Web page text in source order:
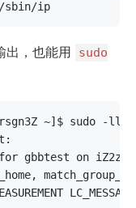
sbin/ip
出，也能用
sudo
~]$ sudo -ll
gbbtest on